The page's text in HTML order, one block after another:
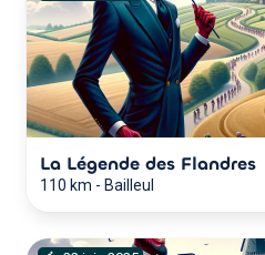
La Légende des Flandres
110 km - Bailleul